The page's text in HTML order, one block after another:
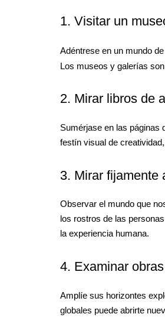
1. Visitar un
Adéntrese en un mundo
Los museos y galerías
2. Mirar libros de
Sumérjase en las páginas
festín visual de
3. Mirar fijamente
Observar el mundo que
los rostros de las
la experiencia humana.
4. Examinar
Amplíe sus horizontes
globales puede abrirte